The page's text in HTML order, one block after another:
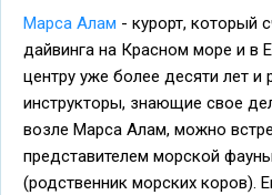
Марса Алам - курорт, который
дайвинга на Красном море и в
центру уже более десяти лет
инструкторы, знающие свое
возле Марса Алам, можно
представителем морской
(родственник морских коров).